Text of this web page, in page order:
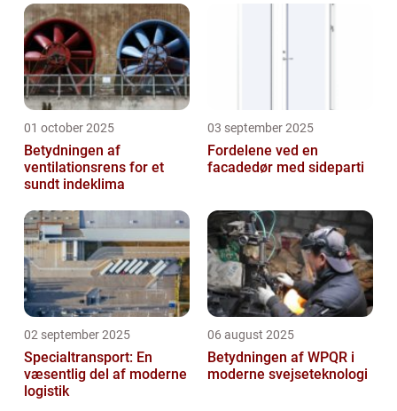
01 october 2025
Betydningen af
ventilationsrens for et
sundt indeklima
03 september 2025
Fordelene ved en
facadedør med sideparti
02 september 2025
Specialtransport: En
væsentlig del af moderne
logistik
06 august 2025
Betydningen af WPQR i
moderne svejseteknologi